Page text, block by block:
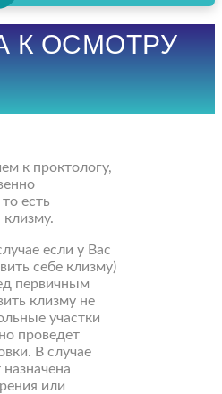
К ОСМОТРУ
к проктологу,
есть
клизму.
если у Вас
себе клизму)
первичным
клизму не
участки
проведет
В случае
или